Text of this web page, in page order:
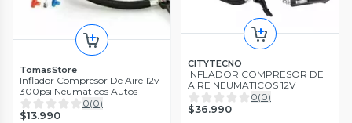
TomasStore
Inflador Compresor De Aire 12v
300psi Neumaticos Autos
0(0)
$13.990
CITYTECNO
INFLADOR COMPRESOR DE
AIRE NEUMATICOS 12V
0(0)
$36.990